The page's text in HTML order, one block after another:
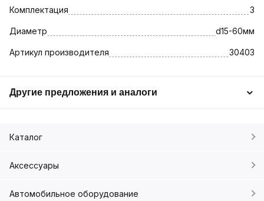
Комплектация 3
Диаметр d15-60мм
Артикул производителя 30403
Другие предложения и аналоги
Каталог
Аксессуары
Автомобильное оборудование